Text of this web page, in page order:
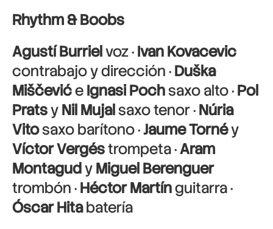
Rhythm & Boobs
Agustí Burrielvoz ·Ivan Kovacevic
contrabajo y dirección ·Duška
MiščevićeIgnasi Pochsaxo alto ·Pol
PratsyNil Mujalsaxo tenor ·Núria
Vitosaxo barítono ·Jaume Tornéy
Víctor Vergéstrompeta ·Aram
MontagudyMiguel Berenguer
trombón ·Héctor Martínguitarra ·
Óscar Hitabatería